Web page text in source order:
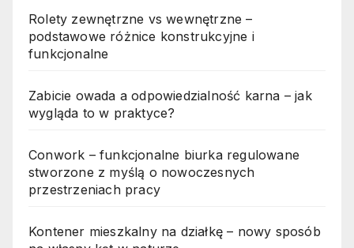
Rolety zewnętrzne vs wewnętrzne –
podstawowe różnice konstrukcyjne i
funkcjonalne
Zabicie owada a odpowiedzialność karna – jak
wygląda to w praktyce?
Conwork – funkcjonalne biurka regulowane
stworzone z myślą o nowoczesnych
przestrzeniach pracy
Kontener mieszkalny na działkę – nowy sposób